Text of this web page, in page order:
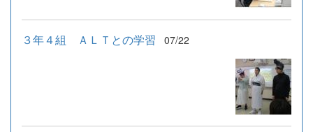
３年４組 ＡＬＴとの学習 07/22